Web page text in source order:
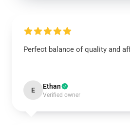
Perfect balance of quality and
E Ethan
Verified owner